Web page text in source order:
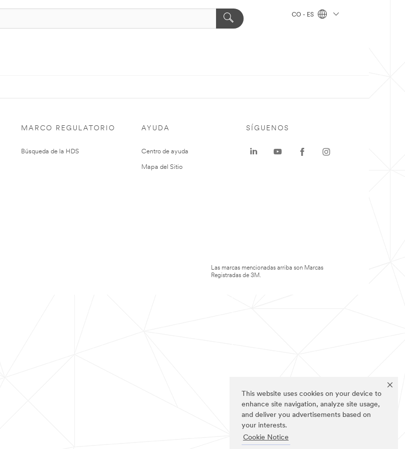
This website uses cookies on your device to
enhance site navigation, analyze site usage,
and deliver you advertisements based on
your interests.
Cookie Notice
CO - ES
MARCO REGULATORIO
Búsqueda de la HDS
AYUDA
Centro de ayuda
Mapa del Sitio
SÍGUENOS
Las marcas mencionadas arriba son Marcas
Registradas de 3M.